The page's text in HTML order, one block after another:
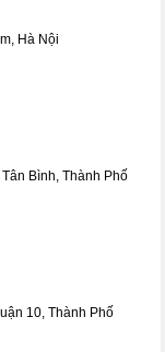
Hà Nội
Bình, Thành Phố
10, Thành Phố